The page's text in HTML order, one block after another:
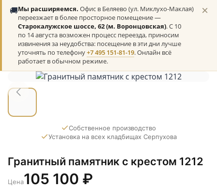
🚚Мы расширяемся. Офис в Беляево (ул. Миклухо-Маклая)
переезжает в более просторное помещение —
Старокалужское шоссе, 62 (м. Воронцовская). С 10
по 14 августа возможен процесс переезда, приносим
извинения за неудобства: посещение в эти дни лучше
уточнять по телефону+7 495 151-81-19. Онлайн всё
работает в обычном режиме.
×
Собственное производство
Установка на всех кладбищах Серпухова
Гранитный памятник с крестом 1212
Цена105 100 ₽